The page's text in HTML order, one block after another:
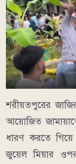
শরীয়তপুরের
আয়োজিত
ধারণ করতে গিয়ে
জুয়েল মিয়ার